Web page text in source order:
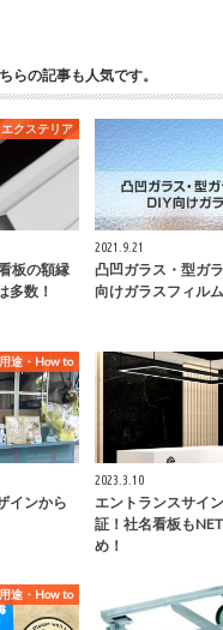
らの記事も人気です。
エクステリア
板の額縁
多数！
2021.9.21
凸凹ガラス・型ガ
向けガラスフィルム
用途・How to
インから
2023.3.10
エントランスサイ
証！社名看板も
め！
用途・How to